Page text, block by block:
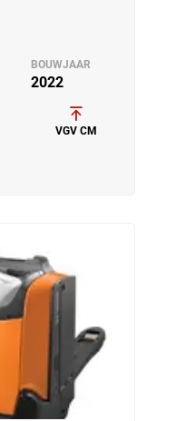
BOUWJAAR
2022
VGV CM